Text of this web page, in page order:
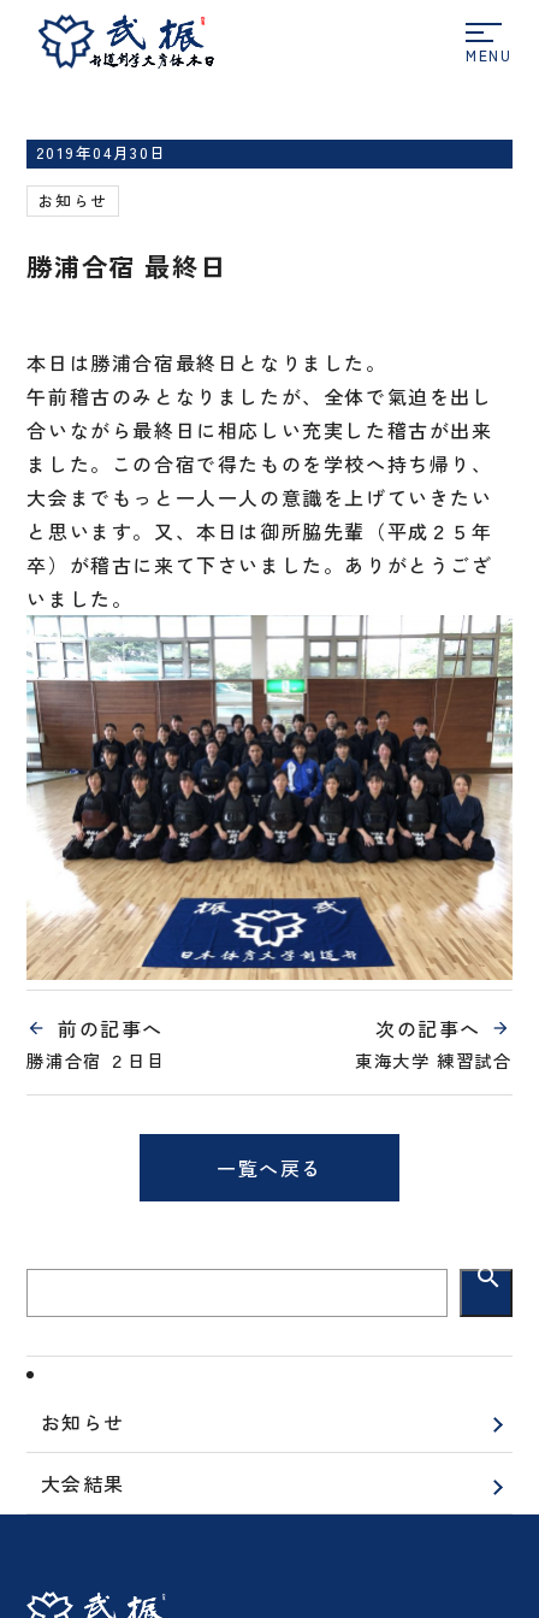
ホーム お知らせ
2019年04月30日
お知らせ
勝浦合宿 最終日
本日は勝浦合宿最終日となりました。
午前稽古のみとなりましたが、全体で氣迫を出し
合いながら最終日に相応しい充実した稽古が出来
ました。この合宿で得たものを学校へ持ち帰り、
大会までもっと一人一人の意識を上げていきたい
と思います。又、本日は御所脇先輩（平成２５年
卒）が稽古に来て下さいました。ありがとうござ
いました。
前の記事へ
勝浦合宿 ２日目
次の記事へ
東海大学 練習試合
一覧へ戻る
search
お知らせ
大会結果